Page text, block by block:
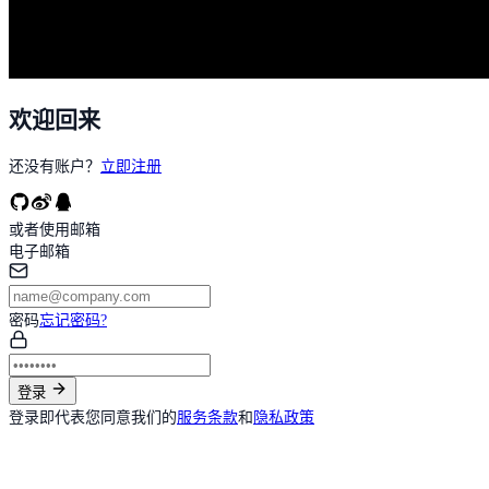
欢迎回来
还没有账户？ 立即注册
或者使用邮箱
电子邮箱
密码忘记密码?
登录
登录即代表您同意我们的服务条款和 隐私政策